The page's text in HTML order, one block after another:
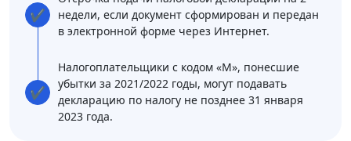
✔
недели, если документ сформирован и передан
в электронной форме через Интернет.
✔
Налогоплательщики с кодом «М», понесшие
убытки за 2021/2022 годы, могут подавать
декларацию по налогу не позднее 31 января
2023 года.